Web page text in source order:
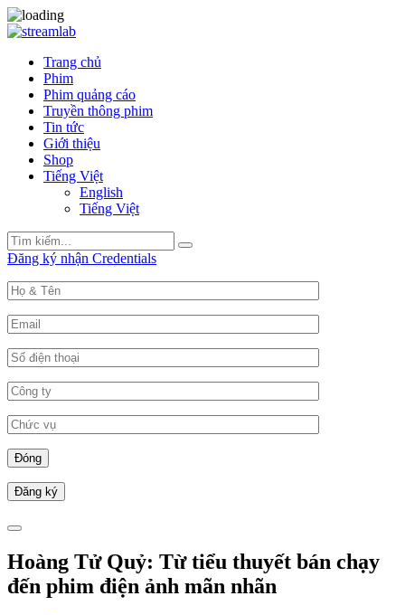
Trang chủ
Phim
Phim quảng cáo
Truyền thông phim
Tin tức
Giới thiệu
Shop
Tiếng Việt
English
Tiếng Việt
Search
for:
Search
Đăng ký nhận Credentials
Đóng
Hoàng Tử Quỷ: Từ tiểu thuyết bán chạy
đến phim điện ảnh mãn nhãn